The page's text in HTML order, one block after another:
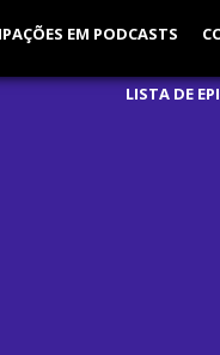
EM PODCASTS
LISTA DE